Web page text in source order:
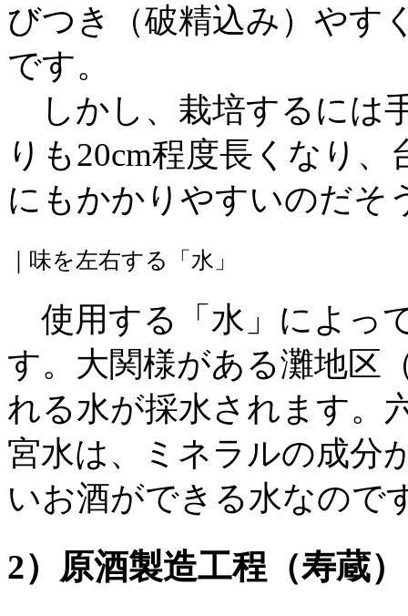
びつき（破精込み）やす
です。
しかし、栽培するには
りも20cm程度長くなり
にもかかりやすいのだそ
｜味を左右する「水」
使用する「水」によっ
す。大関様がある灘地区
れる水が採水されます。
宮水は、ミネラルの成分
いお酒ができる水なので
2）原酒製造工程（寿蔵